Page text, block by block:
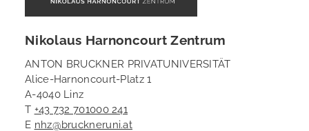
Nikolaus Harnoncourt Zentrum
ANTON BRUCKNER PRIVATUNIVERSITÄT
Alice-Harnoncourt-Platz 1
A-4040 Linz
T +43 732 701000 241
E nhz@bruckneruni.at